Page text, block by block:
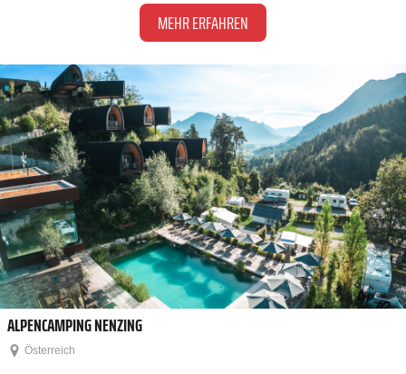
MEHR ERFAHREN
ALPENCAMPING NENZING
Österreich